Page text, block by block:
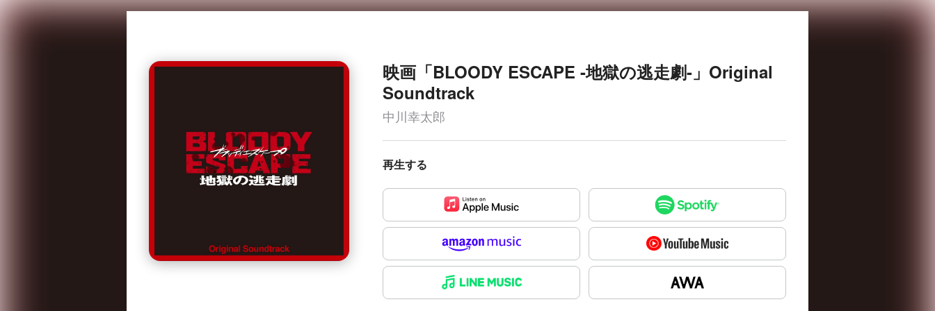
映画「BLOODY ESCAPE -地獄の逃走劇-」Original
Soundtrack
中川幸太郎
再生する